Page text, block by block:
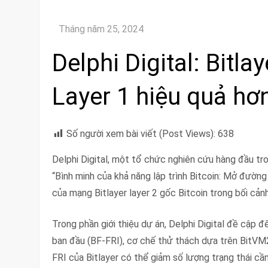
Delphi Digital:
Layer 1 hiệu quả
Số người xem bài viết (Post Views): 638
Delphi Digital, một tổ chức nghiên cứu hàng đầu
“Bình minh của khả năng lập trình Bitcoin: Mở
của mạng Bitlayer layer 2 gốc Bitcoin trong bối
Trong phần giới thiệu dự án, Delphi Digital đề cập
ban đầu (BF-FRI), cơ chế thử thách dựa trên
FRI của Bitlayer có thể giảm số lượng trạng thái